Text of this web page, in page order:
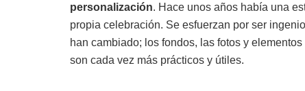
personalización. Hace unos años había una
propia celebración. Se esfuerzan por ser
han cambiado; los fondos, las fotos y
son cada vez más prácticos y útiles.